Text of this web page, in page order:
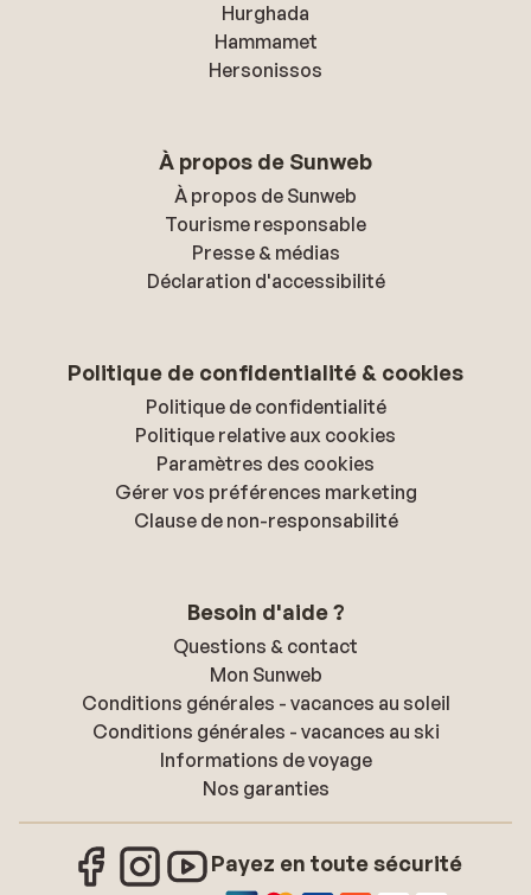
Hurghada
Hammamet
Hersonissos
À propos de Sunweb
À propos de Sunweb
Tourisme responsable
Presse & médias
Déclaration d'accessibilité
Politique de confidentialité & cookies
Politique de confidentialité
Politique relative aux cookies
Paramètres des cookies
Gérer vos préférences marketing
Clause de non-responsabilité
Besoin d'aide ?
Questions & contact
Mon Sunweb
Conditions générales - vacances au soleil
Conditions générales - vacances au ski
Informations de voyage
Nos garanties
Payez en toute sécurité